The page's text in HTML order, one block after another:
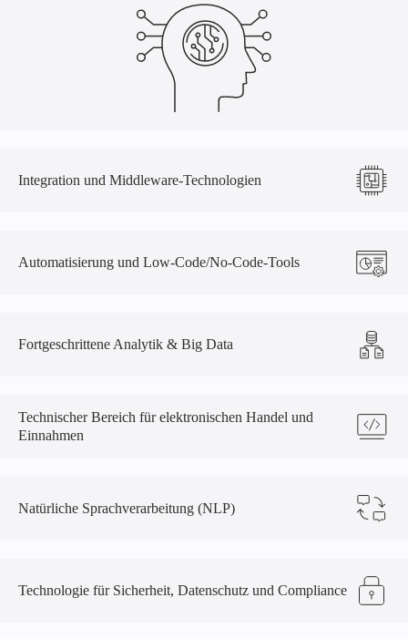
Integration und Middleware-Technologien
Automatisierung und Low-Code/No-Code-Tools
Fortgeschrittene Analytik & Big Data
Technischer Bereich für elektronischen Handel und
Einnahmen
Natürliche Sprachverarbeitung (NLP)
Technologie für Sicherheit, Datenschutz und Compliance